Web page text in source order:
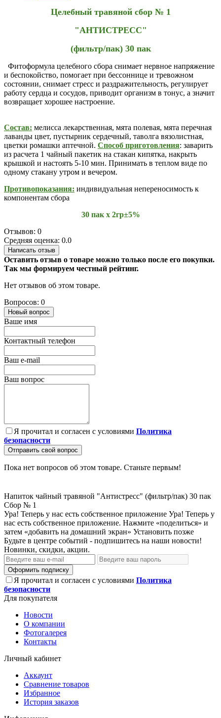
Целебный травяной сбор № 1
"АНТИСТРЕСС"
(фильтр/пак) 30 пак
Фитоформула целебного сбора снимает нервное напряжение
и беспокойство, помогает при бессоннице и тревожном
состоянии, снимает стресс и раздражительность, регулирует
работу сердца и сосудов, приводит организм в тонус, а значит
возвращает хорошее настроение.
Состав: мелисса лекарственная, мята полевая, мята перечная
лаванды цвет, пустырник сердечный, таволга вязолистная,
цветки ромашки аптечной. Способ приготовления: заварить
из расчета 1 чайный пакетик на стакан кипятка, накрыть
крышкой и настоять 5-10 мин. Принимать в теплом виде по
одному стакану утром и вечером.
Противопоказания: индивидуальная непереносимость к
компонентам сбора
30 пак х 2гр±5%
Отзывов: 0
Средняя оценка: 0.0
Написать отзыв
Оставить отзыв о товаре можно только после его покупки.
Так мы формируем честный рейтинг.
Нет отзывов об этом товаре.
Вопросов: 0
Новый вопрос
Ваше имя
Контактный телефон
Ваш e-mail
Ваш вопрос
Я прочитал и согласен с условиями Политика
безопасности
Отправить свой вопрос
Пока нет вопросов об этом товаре. Станьте первым!
Напиток чайный травяной "Антистресс" (фильтр/пак) 30 пак
Сбор № 1
Ура! Теперь у нас есть собственное приложение Ура! Теперь у
нас есть собственное приложение. Нажмите «поделиться» и
затем «добавить на домашний экран» Установить позже
Будьте в центре событий - подпишитесь на наши новости!
Новинки, скидки, акции.
Оформить подписку
Я прочитал и согласен с условиями Политика
безопасности
Для покупателя
Новости
О компании
Фотогалерея
Контакты
Личный кабинет
Аккаунт
Сравнение товаров
Избранное
История заказов